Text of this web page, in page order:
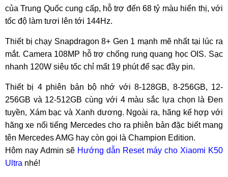
của Trung Quốc cung cấp, hỗ trợ đến 68 tỷ màu hiển thị, với
tốc độ làm tươi lên tới 144Hz.
Thiết bị chạy Snapdragon 8+ Gen 1 mạnh mẽ nhất tại lúc ra
mắt. Camera 108MP hỗ trợ chống rung quang học OIS. Sạc
nhanh 120W siêu tốc chỉ mất 19 phút để sạc đầy pin.
Thiết bị 4 phiên bản bộ nhớ với 8-128GB, 8-256GB, 12-
256GB và 12-512GB cùng với 4 màu sắc lựa chọn là Đen
tuyền, Xám bạc và Xanh dương. Ngoài ra, hãng kế hợp với
hãng xe nổi tiếng Mercedes cho ra phiên bản đặc biết mang
tên Mercedes AMG hay còn gọi là Champion Edition.
Hôm nay Admin sẽ Hướng dẫn Reset máy cho Xiaomi K50
Ultra nhé!